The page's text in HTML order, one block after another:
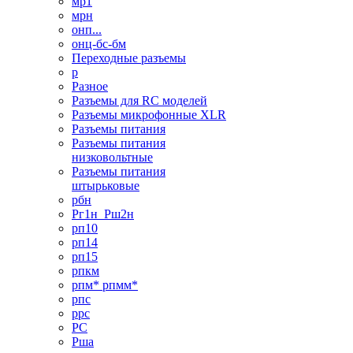
мрн
онп...
онц-бс-бм
Переходные разъемы
р
Разное
Разъемы для RC моделей
Разъемы микрофонные XLR
Разъемы питания
Разъемы питания
низковольтные
Разъемы питания
штырьковые
рбн
Рг1н_Рш2н
рп10
рп14
рп15
рпкм
рпм* рпмм*
рпс
ррс
РС
Рша